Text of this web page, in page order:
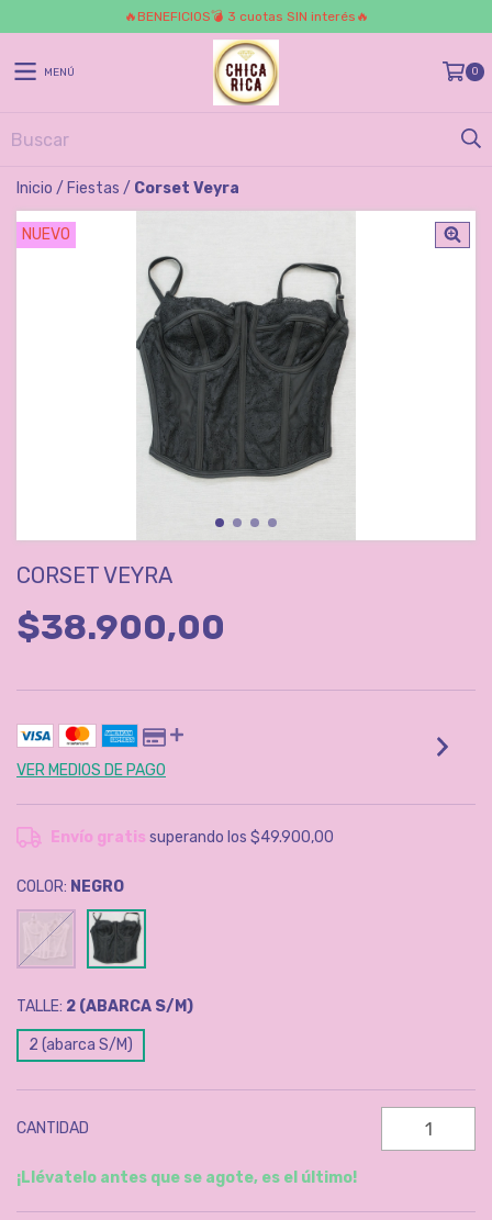
🔥BENEFICIOS💣 3 cuotas SIN interés🔥
MENÚ 0
Inicio / Fiestas / Corset Veyra
NUEVO
CORSET VEYRA
$38.900,00
VER MEDIOS DE PAGO
Envío gratis superando los$49.900,00
COLOR: NEGRO
TALLE: 2 (ABARCA S/M)
2 (abarca S/M)
CANTIDAD
¡Llévatelo antes que se agote, es el último!